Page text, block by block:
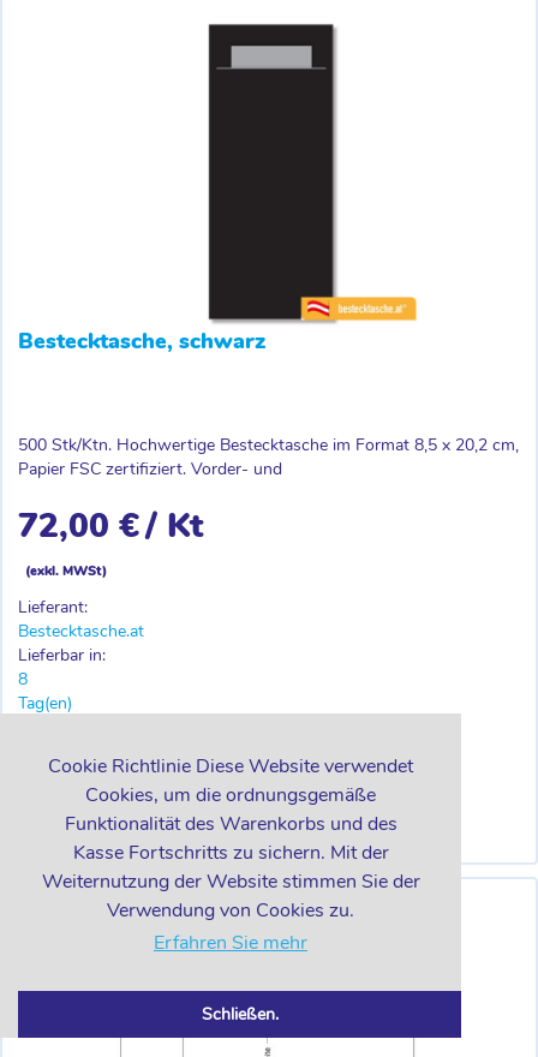
Cookie Richtlinie Diese Website verwendet
Cookies, um die ordnungsgemäße
Funktionalität des Warenkorbs und des
Kasse Fortschritts zu sichern. Mit der
Weiternutzung der Website stimmen Sie der
Verwendung von Cookies zu.
Erfahren Sie mehr
Schließen.
Bestecktasche, schwarz
500 Stk/Ktn. Hochwertige Bestecktasche im Format 8,5 x 20,2 cm,
Papier FSC zertifiziert. Vorder- und
72,00 €/ Kt
(exkl. MWSt)
Lieferant:
Bestecktasche.at
Lieferbar in:
8
Tag(en)
Kt
+
IN DEN WARENKORB